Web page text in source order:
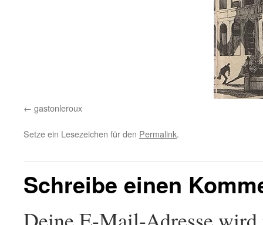
gastonleroux
Setze ein Lesezeichen für den Permalink.
Schreibe einen